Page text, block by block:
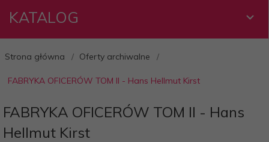
KATALOG
Strona główna Oferty archiwalne
FABRYKA OFICERÓW TOM II - Hans Hellmut Kirst
FABRYKA OFICERÓW TOM II - Hans
Hellmut Kirst